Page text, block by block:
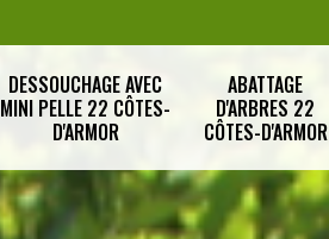
DESSOUCHAGE AVEC
MINI PELLE 22 CÔTES-
D'ARMOR
ABATTAGE
D'ARBRES 22
CÔTES-D'ARMOR